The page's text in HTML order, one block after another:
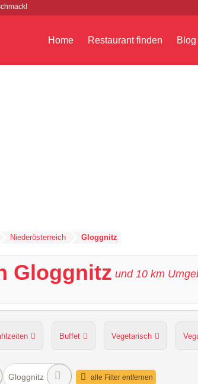
Home Restaurant finden Blog
Niederösterreich Gloggnitz
Gloggnitz und 10 km
Buffet Vegetarisch
Sitzplätze im Freien grüner Gastgarten
Gloggnitz alle Filter entfernen